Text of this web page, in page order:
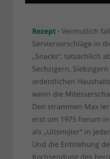
Rezept · Vermutlich
Serviervorschläge in
„Snacks“, tatsächlich
Sechzigern,
ordentlichen
wenn die
Den strammen Max
erst um 1975 herum
als „Uitsmijter“ in
Und die Entstehung
Kochsendung des